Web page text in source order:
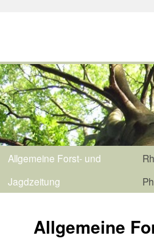
Allgemeine Forst- und
Jagdzeitung
Allgemeine